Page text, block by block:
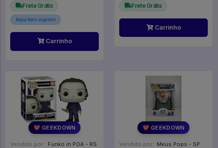
Frete Grátis
Aqui tem cupom
Carrinho
Frete Grátis
Carrinho
💖 GEEKDOWN
Vendido por: Funko in POA - RS
💖 GEEKDOWN
Vendido por: Meus Pops - SP